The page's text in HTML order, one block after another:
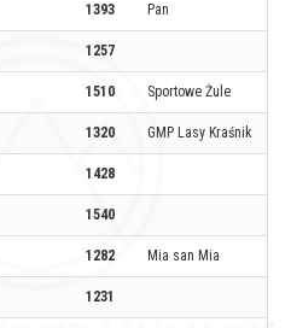
1393 Pan
1257
1510 Sportowe Żule
1320 GMP Lasy Kraśnik
1428
1540
1282 Mia san Mia
1231